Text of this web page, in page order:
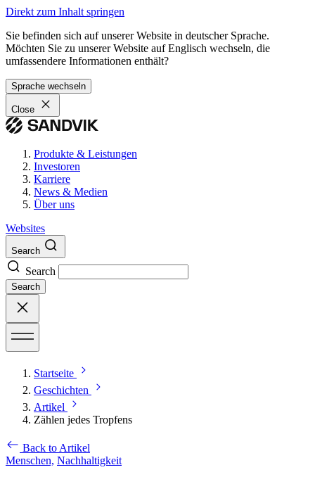
Direkt zum Inhalt springen
Sie befinden sich auf unserer Website in deutscher Sprache.
Möchten Sie zu unserer Website auf Englisch wechseln, die
umfassendere Informationen enthält?
Sprache wechseln
Close
Produkte & Leistungen
Investoren
Karriere
News & Medien
Über uns
Websites
Search
Search
Search
Startseite
Geschichten
Artikel
Zählen jedes Tropfens
Back to Artikel
Menschen, Nachhaltigkeit